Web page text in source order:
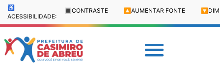
♿
ACESSIBILIDADE:
🔳 CONTRASTE 🔼 AUMENTAR FONTE 🔽